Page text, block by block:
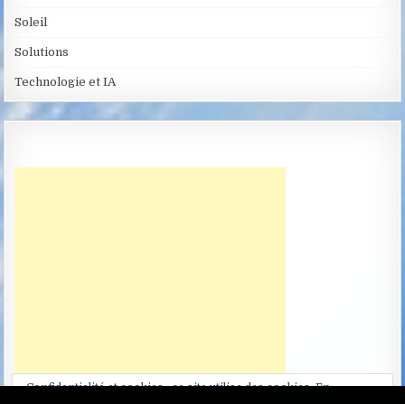
Soleil
Solutions
Technologie et IA
Confidentialité et cookies : ce site utilise des cookies. En